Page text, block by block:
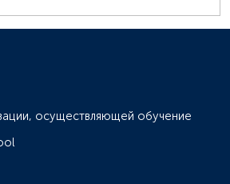
осуществляющей обучение